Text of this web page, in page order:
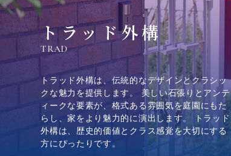
トラッド外構
TRAD
トラッド外構は、伝統的なデザインとクラシッ
クな魅力を提供します。 美しい石張りとアンテ
ィークな要素が、格式ある雰囲気を庭園にもた
らし、家をより魅力的に演出します。 トラッド
外構は、歴史的価値とクラス感覚を大切にする
方にぴったりです。